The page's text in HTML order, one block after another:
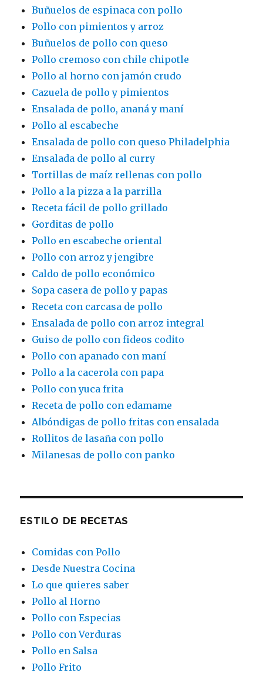
Buñuelos de espinaca con pollo
Pollo con pimientos y arroz
Buñuelos de pollo con queso
Pollo cremoso con chile chipotle
Pollo al horno con jamón crudo
Cazuela de pollo y pimientos
Ensalada de pollo, ananá y maní
Pollo al escabeche
Ensalada de pollo con queso Philadelphia
Ensalada de pollo al curry
Tortillas de maíz rellenas con pollo
Pollo a la pizza a la parrilla
Receta fácil de pollo grillado
Gorditas de pollo
Pollo en escabeche oriental
Pollo con arroz y jengibre
Caldo de pollo económico
Sopa casera de pollo y papas
Receta con carcasa de pollo
Ensalada de pollo con arroz integral
Guiso de pollo con fideos codito
Pollo con apanado con maní
Pollo a la cacerola con papa
Pollo con yuca frita
Receta de pollo con edamame
Albóndigas de pollo fritas con ensalada
Rollitos de lasaña con pollo
Milanesas de pollo con panko
ESTILO DE RECETAS
Comidas con Pollo
Desde Nuestra Cocina
Lo que quieres saber
Pollo al Horno
Pollo con Especias
Pollo con Verduras
Pollo en Salsa
Pollo Frito